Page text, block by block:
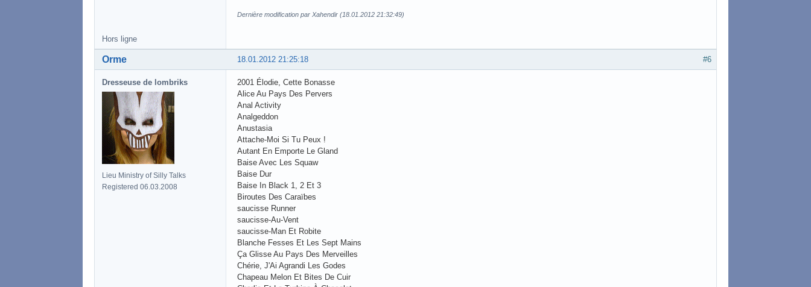
Dernière modification par Xahendir (18.01.2012 21:32:49)
Hors ligne
#6
18.01.2012 21:25:18
Orme
Dresseuse de lombriks
Lieu Ministry of Silly Talks
Registered 06.03.2008
2001 Élodie, Cette Bonasse
Alice Au Pays Des Pervers
Anal Activity
Analgeddon
Anustasia
Attache-Moi Si Tu Peux !
Autant En Emporte Le Gland
Baise Avec Les Squaw
Baise Dur
Baise In Black 1, 2 Et 3
Biroutes Des Caraïbes
saucisse Runner
saucisse-Au-Vent
saucisse-Man Et Robite
Blanche Fesses Et Les Sept Mains
Ça Glisse Au Pays Des Merveilles
Chérie, J'Ai Agrandi Les Godes
Chapeau Melon Et Bites De Cuir